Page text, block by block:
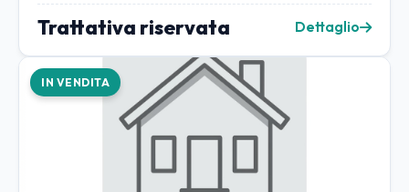
Trattativa riservata Dettaglio
IN VENDITA